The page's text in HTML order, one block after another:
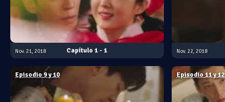
1 - 1
Nov. 21, 2018 Nov. 22, 2018
Episodio 9 y 10 Episodio 11 y 12